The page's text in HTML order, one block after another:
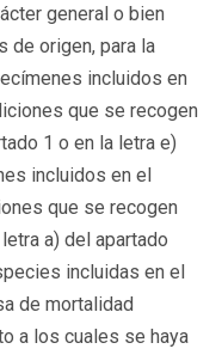
general o bien
de origen, para la
incluidos en
que se recogen
1 o en la letra e)
incluidos en el
que se recogen
a) del apartado
incluidas en el
de mortalidad
a los cuales se haya